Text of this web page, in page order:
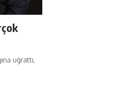
uğrattı,